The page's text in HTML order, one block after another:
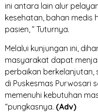
ini antara lain alur
kesehatan, bahan medis
pasien, ” Tuturnya.
Melalui kunjungan ini,
masyarakat dapat
perbaikan berkelanjutan,
di Puskesmas Purwosari
memenuhi kebutuhan
“pungkasnya. (Adv)